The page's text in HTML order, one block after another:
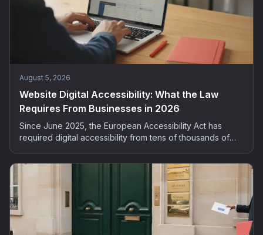
August 5, 2026
Website Digital Accessibility: What the Law
Requires From Businesses in 2026
Since June 2025, the European Accessibility Act has
required digital accessibility from tens of thousands of
and how to bring your site into compliance: the complete